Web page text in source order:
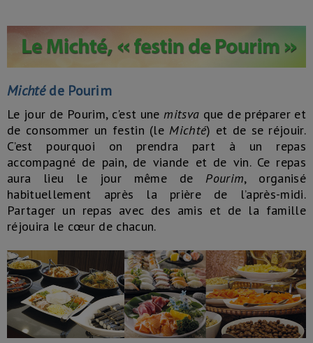
Michté de Pourim
Le jour de Pourim, c'est une mitsva que de préparer et
de consommer un festin (le Michté) et de se réjouir.
C’est pourquoi on prendra part à un repas
accompagné de pain, de viande et de vin. Ce repas
aura lieu le jour même de Pourim, organisé
habituellement après la prière de l’après-midi.
Partager un repas avec des amis et de la famille
réjouira le cœur de chacun.